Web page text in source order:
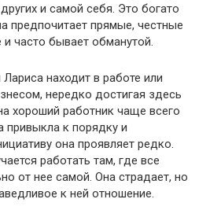
и самой себя. Это богато
предпочитает прямые, честные
часто бывает обманутой.
находит в работе или
нередко достигая здесь
хороший работник чаще всего
привыкла к порядку и
она проявляет редко.
работать там, где все
от нее самой. Она страдает, но
к ней отношение.